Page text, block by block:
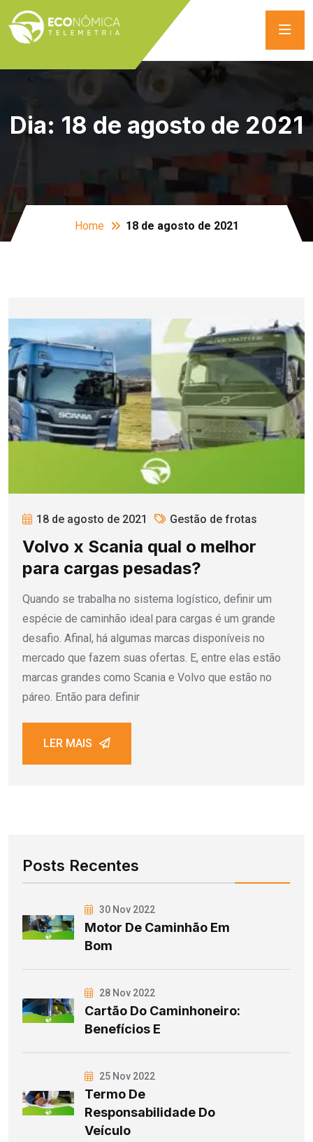
Dia: 18 de agosto de 2021
Home 18 de agosto de 2021
18 de agosto de 2021 Gestão de frotas
Volvo x Scania qual o melhor
para cargas pesadas?
Quando se trabalha no sistema logístico, definir um
espécie de caminhão ideal para cargas é um grande
desafio. Afinal, há algumas marcas disponíveis no
mercado que fazem suas ofertas. E, entre elas estão
marcas grandes como Scania e Volvo que estão no
páreo. Então para definir
LER MAIS
Posts Recentes
30 Nov 2022
Motor De Caminhão Em
Bom
28 Nov 2022
Cartão Do Caminhoneiro:
Benefícios E
25 Nov 2022
Termo De
Responsabilidade Do
Veículo